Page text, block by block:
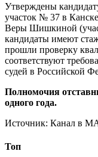
Утверждены
участок № 37 в
Веры Шишкиной
кандидаты имеют
прошли проверку
соответствуют
судей в Российской
Полномочия
одного года.
Источник: Канал в
Топ